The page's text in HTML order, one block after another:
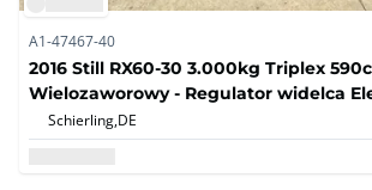
A1-47467-40
2016 Still RX60-30 3.000kg Triplex
Wielozaworowy - Regulator widelca
wózek wid?owy 9.165 godzin
Schierling,DE